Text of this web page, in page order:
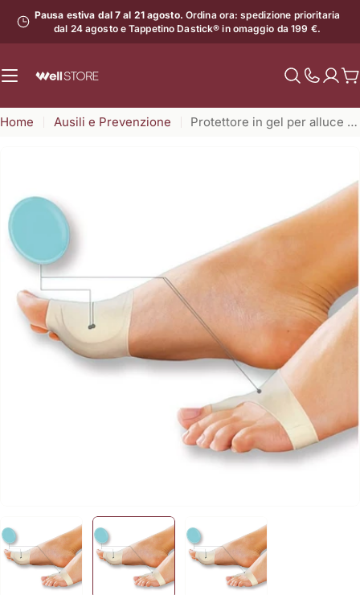
contenuto
Pausa estiva dal 7 al 21 agosto. Ordina ora: spedizione prioritaria
dal 24 agosto e Tappetino Dastick® in omaggio da 199 €.
il
Home Ausili e Prevenzione Protettore in gel per alluce valgo con benda elastica
Apri supporto 1 in modalità modale